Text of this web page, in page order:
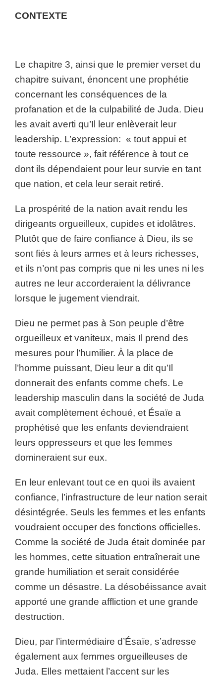
CONTEXTE
Le chapitre 3, ainsi que le premier verset du
chapitre suivant, énoncent une prophétie
concernant les conséquences de la
profanation et de la culpabilité de Juda. Dieu
les avait averti qu’Il leur enlèverait leur
leadership. L’expression: « tout appui et
toute ressource », fait référence à tout ce
dont ils dépendaient pour leur survie en tant
que nation, et cela leur serait retiré.
La prospérité de la nation avait rendu les
dirigeants orgueilleux, cupides et idolâtres.
Plutôt que de faire confiance à Dieu, ils se
sont fiés à leurs armes et à leurs richesses,
et ils n’ont pas compris que ni les unes ni les
autres ne leur accorderaient la délivrance
lorsque le jugement viendrait.
Dieu ne permet pas à Son peuple d’être
orgueilleux et vaniteux, mais Il prend des
mesures pour l’humilier. À la place de
l’homme puissant, Dieu leur a dit qu’Il
donnerait des enfants comme chefs. Le
leadership masculin dans la société de Juda
avait complètement échoué, et Ésaïe a
prophétisé que les enfants deviendraient
leurs oppresseurs et que les femmes
domineraient sur eux.
En leur enlevant tout ce en quoi ils avaient
confiance, l’infrastructure de leur nation serait
désintégrée. Seuls les femmes et les enfants
voudraient occuper des fonctions officielles.
Comme la société de Juda était dominée par
les hommes, cette situation entraînerait une
grande humiliation et serait considérée
comme un désastre. La désobéissance avait
apporté une grande affliction et une grande
destruction.
Dieu, par l’intermédiaire d’Ésaïe, s’adresse
également aux femmes orgueilleuses de
Juda. Elles mettaient l’accent sur les